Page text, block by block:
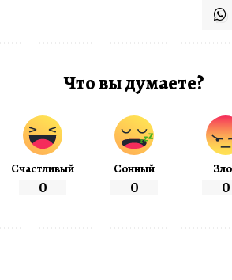
Что вы думаете?
Счастливый
0
Сонный
0
0